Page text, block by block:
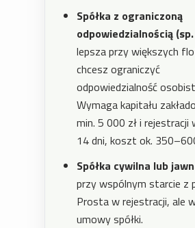
Spółka z ograniczoną
odpowiedzialnością
lepsza przy większych
chcesz ograniczyć
odpowiedzialność
Wymaga kapitału
min. 5 000 zł i rejestracji
14 dni, koszt ok.
Spółka cywilna lub
przy wspólnym starcie z
Prosta w rejestracji, ale
umowy spółki.